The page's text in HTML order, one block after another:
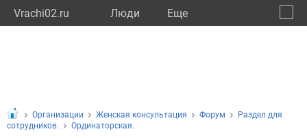
Vrachi02.ru Люди Eще
Организации Женская консультация Форум
Раздел для
сотрудников.
Ординаторская.